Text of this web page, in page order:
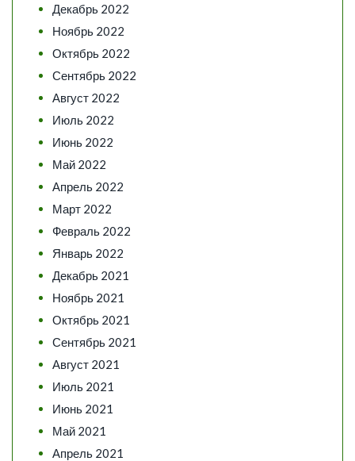
Декабрь 2022
Ноябрь 2022
Октябрь 2022
Сентябрь 2022
Август 2022
Июль 2022
Июнь 2022
Май 2022
Апрель 2022
Март 2022
Февраль 2022
Январь 2022
Декабрь 2021
Ноябрь 2021
Октябрь 2021
Сентябрь 2021
Август 2021
Июль 2021
Июнь 2021
Май 2021
Апрель 2021